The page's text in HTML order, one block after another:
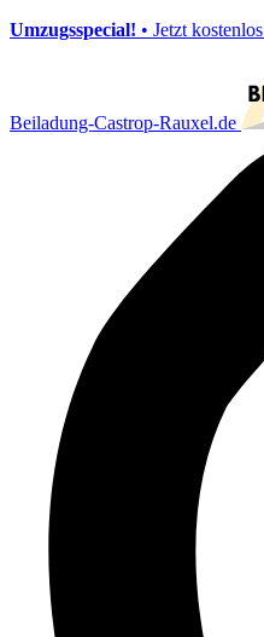
Umzugsspecial! • Jetzt
Beiladung-Castrop-Rauxel.de